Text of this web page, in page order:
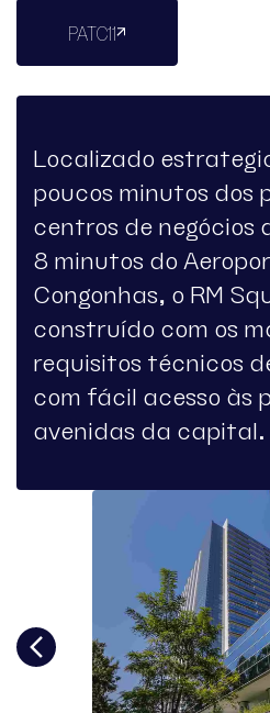
PATC11
Localizado
poucos minutos dos
centros de negócios
8 minutos do
Congonhas, o RM
construído com os
requisitos técnicos
com fácil acesso às
avenidas da capital.